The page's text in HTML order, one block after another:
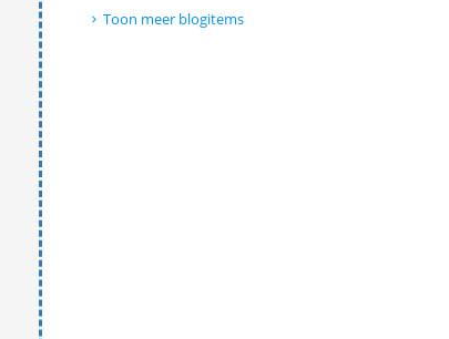
Toon meer blogitems